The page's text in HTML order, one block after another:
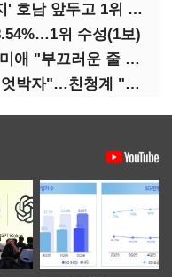
김민석 누적 46.01%…'격전지' 호남 앞두고 1위 지켰다(2보)
위 수성(1보)
최민희 "골리앗 김민석"…임미애 "부끄러운 줄 알아야"
친명계 "정청래 지도부 당정 엇박자"…친청계 "신천지 오물 폭탄"